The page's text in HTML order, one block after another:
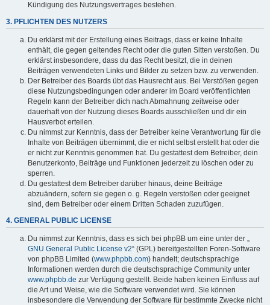
Kündigung des Nutzungsvertrages bestehen.
3. PFLICHTEN DES NUTZERS
Du erklärst mit der Erstellung eines Beitrags, dass er keine Inhalte
enthält, die gegen geltendes Recht oder die guten Sitten verstoßen. Du
erklärst insbesondere, dass du das Recht besitzt, die in deinen
Beiträgen verwendeten Links und Bilder zu setzen bzw. zu verwenden.
Der Betreiber des Boards übt das Hausrecht aus. Bei Verstößen gegen
diese Nutzungsbedingungen oder anderer im Board veröffentlichten
Regeln kann der Betreiber dich nach Abmahnung zeitweise oder
dauerhaft von der Nutzung dieses Boards ausschließen und dir ein
Hausverbot erteilen.
Du nimmst zur Kenntnis, dass der Betreiber keine Verantwortung für die
Inhalte von Beiträgen übernimmt, die er nicht selbst erstellt hat oder die
er nicht zur Kenntnis genommen hat. Du gestattest dem Betreiber, dein
Benutzerkonto, Beiträge und Funktionen jederzeit zu löschen oder zu
sperren.
Du gestattest dem Betreiber darüber hinaus, deine Beiträge
abzuändern, sofern sie gegen o. g. Regeln verstoßen oder geeignet
sind, dem Betreiber oder einem Dritten Schaden zuzufügen.
4. GENERAL PUBLIC LICENSE
Du nimmst zur Kenntnis, dass es sich bei phpBB um eine unter der „
GNU General Public License v2“ (GPL) bereitgestellten Foren-Software
von phpBB Limited (www.phpbb.com) handelt; deutschsprachige
Informationen werden durch die deutschsprachige Community unter
www.phpbb.de zur Verfügung gestellt. Beide haben keinen Einfluss auf
die Art und Weise, wie die Software verwendet wird. Sie können
insbesondere die Verwendung der Software für bestimmte Zwecke nicht